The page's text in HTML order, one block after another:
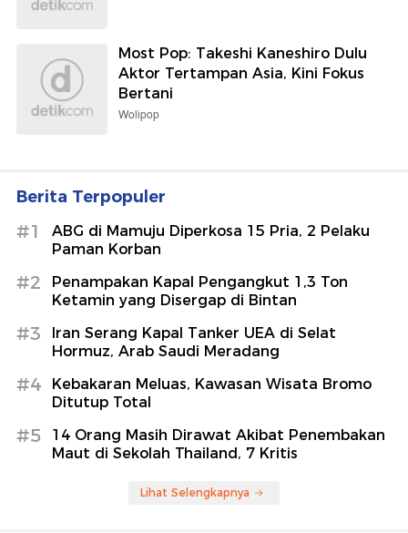
Most Pop: Takeshi Kaneshiro Dulu
Aktor Tertampan Asia, Kini Fokus
Bertani
Wolipop
Berita Terpopuler
#1
ABG di Mamuju Diperkosa 15 Pria, 2 Pelaku
Paman Korban
#2
Penampakan Kapal Pengangkut 1,3 Ton
Ketamin yang Disergap di Bintan
#3
Iran Serang Kapal Tanker UEA di Selat
Hormuz, Arab Saudi Meradang
#4
Kebakaran Meluas, Kawasan Wisata Bromo
Ditutup Total
#5
14 Orang Masih Dirawat Akibat Penembakan
Maut di Sekolah Thailand, 7 Kritis
Lihat Selengkapnya